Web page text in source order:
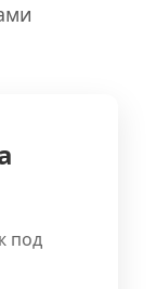
под